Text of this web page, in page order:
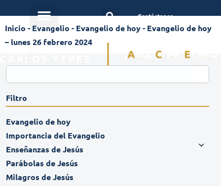
Contáctanos
Inicio - Evangelio - Evangelio de hoy- Evangelio de hoy
– lunes 26 febrero 2024
Filtro
Evangelio de hoy
Importancia del Evangelio
Enseñanzas de Jesús
Parábolas de Jesús
Milagros de Jesús